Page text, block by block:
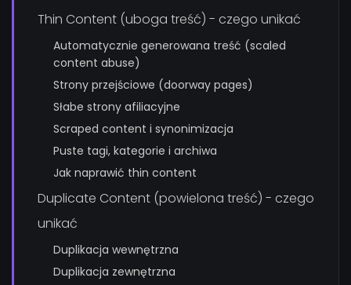
Thin Content (uboga treść) - czego unikać
Automatycznie generowana treść (scaled
content abuse)
Strony przejściowe (doorway pages)
Słabe strony afiliacyjne
Scraped content i synonimizacja
Puste tagi, kategorie i archiwa
Jak naprawić thin content
Duplicate Content (powielona treść) - czego
unikać
Duplikacja wewnętrzna
Duplikacja zewnętrzna